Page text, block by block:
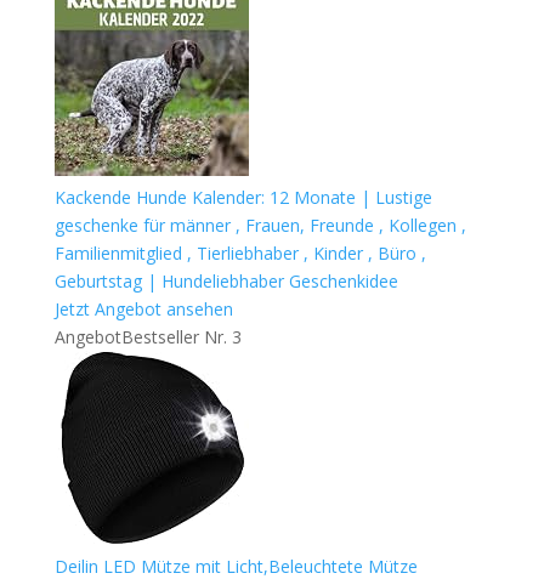
Kackende Hunde Kalender: 12 Monate | Lustige
geschenke für männer , Frauen, Freunde , Kollegen ,
Familienmitglied , Tierliebhaber , Kinder , Büro ,
Geburtstag | Hundeliebhaber Geschenkidee
Jetzt Angebot ansehen
AngebotBestseller Nr. 3
Deilin LED Mütze mit Licht,Beleuchtete Mütze